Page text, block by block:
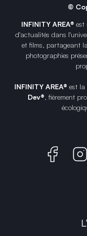
©
INFINITY AREA® est
d'actualités dans
et films, partageant
photographies
INFINITY AREA® est la
Dev®, fièrement